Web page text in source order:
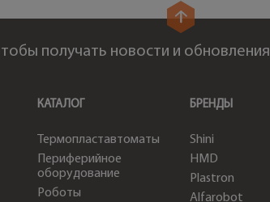
получать новости и обновления
КАТАЛОГ
Термопластавтоматы
Периферийное
оборудование
Роботы
БРЕНДЫ
Shini
HMD
Plastron
Alfarobot